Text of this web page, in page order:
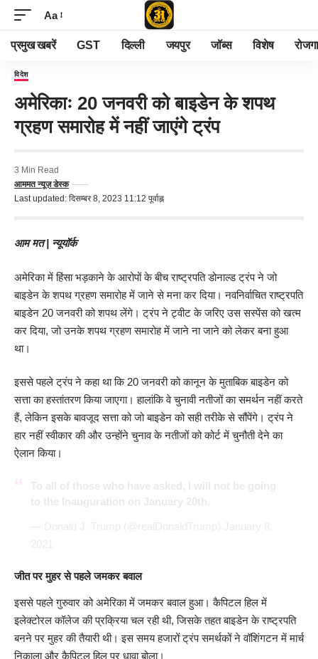
Aa
प्रमुख खबरें GST दिल्ली जयपुर जॉब्स विशेष
विदेश
अमेरिकाः 20 जनवरी को बाइडेन के शपथ
ग्रहण समारोह में नहीं जाएंगे ट्रंप
Last updated: दिसम्बर 8, 2023 11:12 पूर्वाह्न
आममत न्यूज़ डेस्क
3 Min Read
आम मत | न्यूयॉर्क
अमेरिका में हिंसा भड़काने के आरोपों के बीच राष्ट्रपति डोनाल्ड ट्रंप ने जो
बाइडेन के शपथ ग्रहण समारोह में जाने से मना कर दिया। नवनिर्वाचित राष्ट्रपति
बाइडेन 20 जनवरी को शपथ लेंगे। ट्रंप ने ट्वीट के जरिए उस सस्पेंस को खत्म
कर दिया, जो उनके शपथ ग्रहण समारोह में जाने ना जाने को लेकर बना हुआ
था।
इससे पहले ट्रंप ने कहा था कि 20 जनवरी को कानून के मुताबिक बाइडेन को
सत्ता का हस्तांतरण किया जाएगा। हालांकि वे चुनावी नतीजों का समर्थन नहीं करते
हैं, लेकिन इसके बावजूद सत्ता को जो बाइडेन को सही तरीके से सौंपेंगे। ट्रंप ने
हार नहीं स्वीकार की और उन्होंने चुनाव के नतीजों को कोर्ट में चुनौती देने का
ऐलान किया।
जीत पर मुहर से पहले जमकर बवाल
इससे पहले गुरुवार को अमेरिका में जमकर बवाल हुआ। कैपिटल हिल में
इलेक्टोरल कॉलेज की प्रक्रिया चल रही थी, जिसके तहत बाइडेन के राष्ट्रपति
बनने पर मुहर की तैयारी थी। इस समय हजारों ट्रंप समर्थकों ने वॉशिंगटन में मार्च
निकाला और कैपिटल हिल पर धावा बोला।